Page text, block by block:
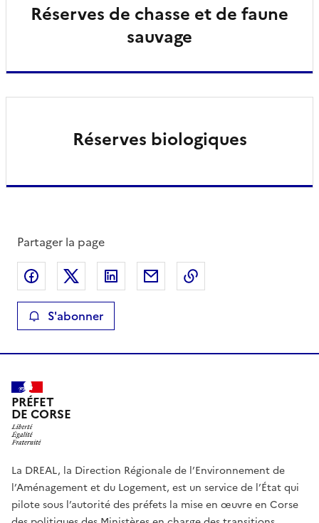
Réserves de chasse et de faune
sauvage
Réserves biologiques
Partager la page
Partager sur Facebook
Partager sur XPartager sur LinkedIn
Partager par email
S'abonner
PRÉFET
DE CORSE
La DREAL, la Direction Régionale de l’Environnement de
l’Aménagement et du Logement, est un service de l’État qui
pilote sous l’autorité des préfets la mise en œuvre en Corse